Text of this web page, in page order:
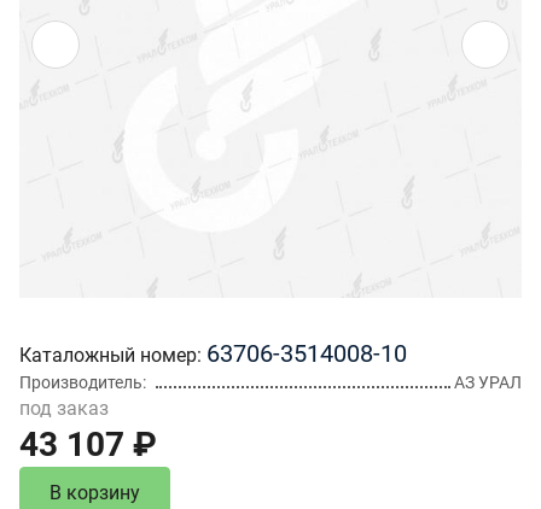
Каталожный номер 63706-3514008-10
Производитель АЗ УРАЛ
под заказ
43 107 ₽
В корзину